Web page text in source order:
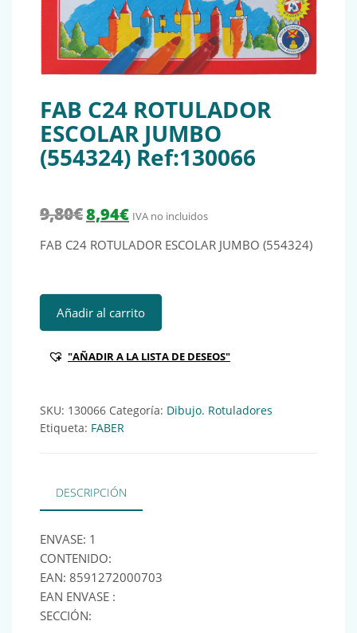
FAB C24 ROTULADOR
ESCOLAR JUMBO
(554324) Ref:130066
9,80€ El precio original era: 9,80€.
8,94€El precio actual es: 8,94€.
IVA no incluidos
FAB C24 ROTULADOR ESCOLAR JUMBO (554324)
FAB C24 ROTULADOR ESCOLAR JUMBO (554324)
Añadir al carrito
"AÑADIR A LA LISTA DE DESEOS"
SKU: 130066 Categoría: Dibujo. Rotuladores
Etiqueta: FABER
DESCRIPCIÓN
ENVASE: 1
CONTENIDO:
EAN: 8591272000703
EAN ENVASE :
SECCIÓN: